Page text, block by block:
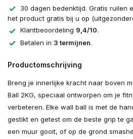
30 dagen bedenktijd. Gratis ruilen
het product gratis bij u op
Klantbeoordeling 9,4/10.
Betalen in 3 termijnen.
Productomschrijving
Breng je innerlijke kracht naar boven
Ball 2KG, speciaal ontworpen om je
verbeteren. Elke wall ball is met de
gestikt en getest om de beste grip te
een muur gooit, of op de grond